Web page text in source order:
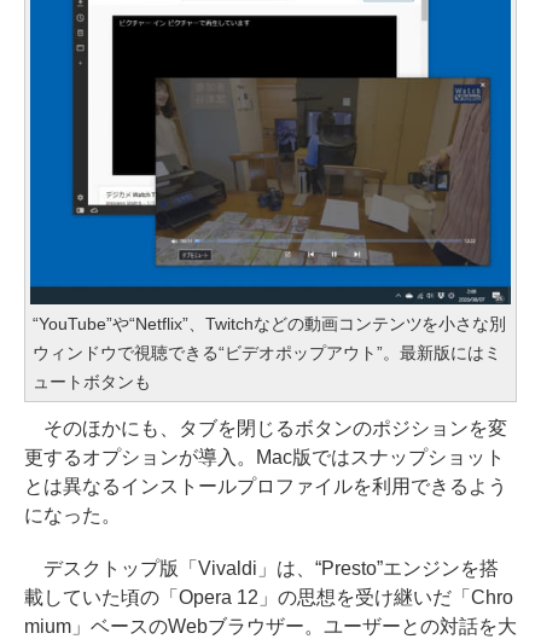
“YouTube”や“Netflix”、Twitchなどの動画コンテンツを小さな別
ウィンドウで視聴できる“ビデオポップアウト”。最新版にはミ
ュートボタンも
そのほかにも、タブを閉じるボタンのポジションを変
更するオプションが導入。Mac版ではスナップショット
とは異なるインストールプロファイルを利用できるよう
になった。
デスクトップ版「Vivaldi」は、“Presto”エンジンを搭
載していた頃の「Opera 12」の思想を受け継いだ「Chro
mium」ベースのWebブラウザー。ユーザーとの対話を大